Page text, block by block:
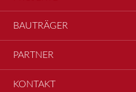
BAUTRÄGER
PARTNER
KONTAKT